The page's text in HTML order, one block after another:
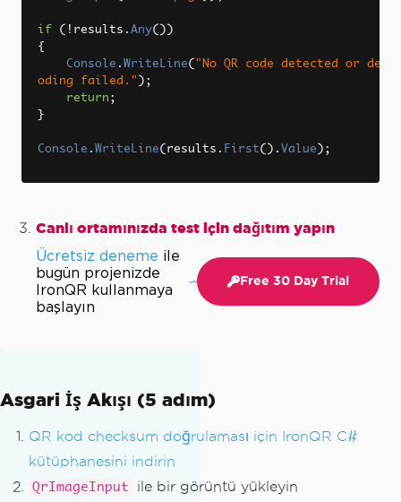
if (! results . Any())
{
Console . WriteLine( "No QR code detected or dec
oding failed." );
return ;
}
Console . WriteLine( results . First(). Value );
Canlı ortamınızda test için dağıtım yapın
Ücretsiz deneme ile
bugün projenizde
IronQR kullanmaya
başlayın
Free 30 Day Trial
Asgari İş Akışı (5 adım)
QR kod checksum doğrulaması için IronQR C#
kütüphanesini indirin
QrImageInput
ile bir görüntü yükleyin